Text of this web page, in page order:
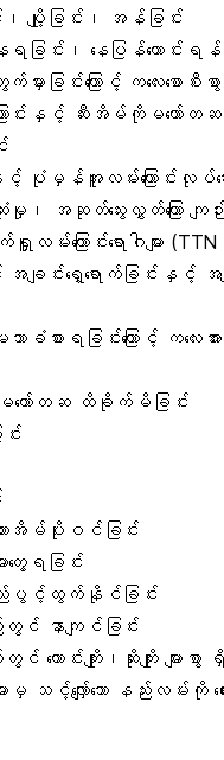
၊ ပျို့ခြင်း၊ အန်ခြင်း
ခြင်း၊ နေပြန်ကောင်းရန်
ခြင်းကြောင့် ကလေးစောစီး
ာင်းနှင့် ဆီးအိမ်ကိုမတော်တ
မှန်အူလမ်းကြောင်းလုပ်ဆော
အဆုတ်သွေးလွှတ်ကြော ကျဉ်းမြ
းကြောင်းရောဂါများ
ချင်းရှေ့ရောက်ခြင်းနှင့် အ
ခံစားရခြင်းကြောင့် ကလ
တော်တဆ ထိခိုက်မိခြင်း
း
အိမ်ပိုးဝင်ခြင်း
းတွေ့ရခြင်း
ပွင့်ထွက်နိုင်ခြင်း
နာကျင်ခြင်း
ာင်းကျိုး၊ဆိုးကျိုး များ
သင့်လျှော်သော နည်းလမ်းကို